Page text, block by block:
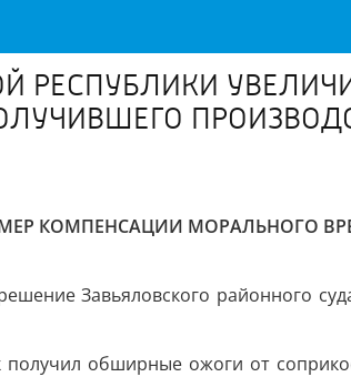
РЕСПУБЛИКИ
КОМПЕНСАЦИИ МОРАЛЬНОГО
Завьяловского районного
обширные ожоги от